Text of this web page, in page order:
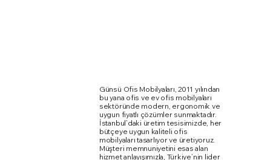
Marte Toplantı Masası Kare Metal
Karina Kolsuz Sandalye
Ergomi Sandalye
Günsü Ofis Mobilyaları, 2011 yılından
bu yana ofis ve ev ofis mobilyaları
sektöründe modern, ergonomik ve
uygun fiyatlı çözümler sunmaktadır.
İstanbul’daki üretim tesisimizde, her
bütçeye uygun kaliteli ofis
mobilyaları tasarlıyor ve üretiyoruz.
Müşteri memnuniyetini esas alan
hizmet anlayışımızla, Türkiye’nin lider